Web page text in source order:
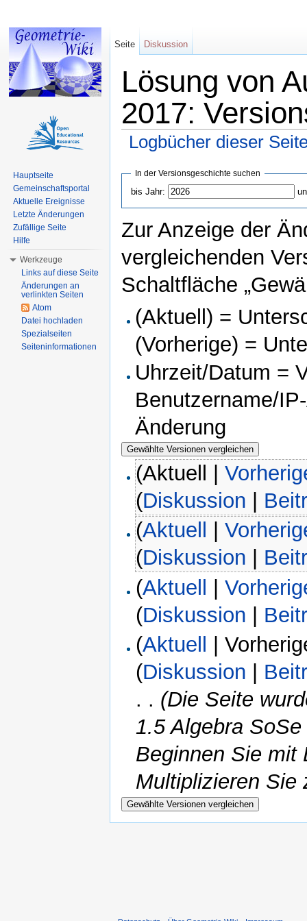
Lösung von
2017:
Logbücher dieser
In der Versionsgeschichte suchen
bis Jahr:
Zur Anzeige der
vergleichenden
Schaltfläche
(Aktuell) =
(Vorherige) =
Uhrzeit/Datum =
Benutzername/
Änderung
(Aktuell |
(Diskussion
(Aktuell |
(Diskussion
(Aktuell |
(Diskussion |
(Aktuell
|
(Diskussion
. . (Die Seite
1.5 Algebra
Beginnen Sie mit
Multiplizieren
Seite Diskussion
Hauptseite
Gemeinschaftsportal
Aktuelle Ereignisse
Letzte Änderungen
Zufällige Seite
Hilfe
Werkzeuge
Links auf diese Seite
Änderungen an
verlinkten Seiten
Atom
Datei hochladen
Spezialseiten
Seiteninformationen